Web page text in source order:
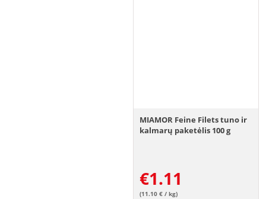
MIAMOR Feine Filets tuno ir
kalmarų paketėlis 100 g
€1.11
(11.10 € / kg)